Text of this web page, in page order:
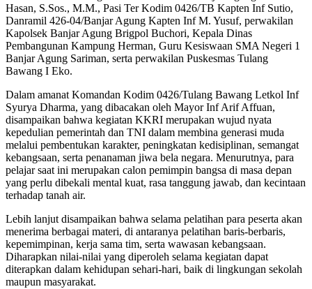
Hasan, S.Sos., M.M., Pasi Ter Kodim 0426/TB Kapten Inf Sutio,
Danramil 426-04/Banjar Agung Kapten Inf M. Yusuf, perwakilan
Kapolsek Banjar Agung Brigpol Buchori, Kepala Dinas
Pembangunan Kampung Herman, Guru Kesiswaan SMA Negeri 1
Banjar Agung Sariman, serta perwakilan Puskesmas Tulang
Bawang I Eko.
Dalam amanat Komandan Kodim 0426/Tulang Bawang Letkol Inf
Syurya Dharma, yang dibacakan oleh Mayor Inf Arif Affuan,
disampaikan bahwa kegiatan KKRI merupakan wujud nyata
kepedulian pemerintah dan TNI dalam membina generasi muda
melalui pembentukan karakter, peningkatan kedisiplinan, semangat
kebangsaan, serta penanaman jiwa bela negara. Menurutnya, para
pelajar saat ini merupakan calon pemimpin bangsa di masa depan
yang perlu dibekali mental kuat, rasa tanggung jawab, dan kecintaan
terhadap tanah air.
Lebih lanjut disampaikan bahwa selama pelatihan para peserta akan
menerima berbagai materi, di antaranya pelatihan baris-berbaris,
kepemimpinan, kerja sama tim, serta wawasan kebangsaan.
Diharapkan nilai-nilai yang diperoleh selama kegiatan dapat
diterapkan dalam kehidupan sehari-hari, baik di lingkungan sekolah
maupun masyarakat.